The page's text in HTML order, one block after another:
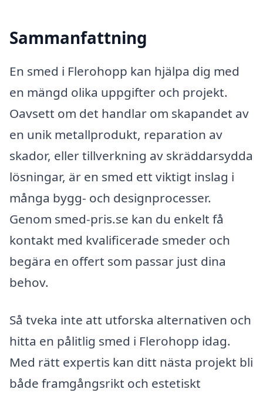
Sammanfattning
En smed i Flerohopp kan hjälpa dig med
en mängd olika uppgifter och projekt.
Oavsett om det handlar om skapandet av
en unik metallprodukt, reparation av
skador, eller tillverkning av skräddarsydda
lösningar, är en smed ett viktigt inslag i
många bygg- och designprocesser.
Genom smed-pris.se kan du enkelt få
kontakt med kvalificerade smeder och
begära en offert som passar just dina
behov.
Så tveka inte att utforska alternativen och
hitta en pålitlig smed i Flerohopp idag.
Med rätt expertis kan ditt nästa projekt bli
både framgångsrikt och estetiskt